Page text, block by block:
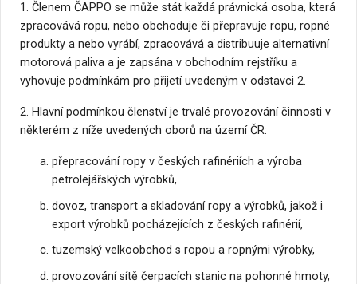
1. Členem ČAPPO se může stát každá právnická osoba, která
zpracovává ropu, nebo obchoduje či přepravuje ropu, ropné
produkty a nebo vyrábí, zpracovává a distribuuje alternativní
motorová paliva a je zapsána v obchodním rejstříku a
vyhovuje podmínkám pro přijetí uvedeným v odstavci 2.
2. Hlavní podmínkou členství je trvalé provozování činnosti v
některém z níže uvedených oborů na území ČR:
přepracování ropy v českých rafinériích a výroba
petrolejářských výrobků,
dovoz, transport a skladování ropy a výrobků, jakož i
export výrobků pocházejících z českých rafinérií,
tuzemský velkoobchod s ropou a ropnými výrobky,
provozování sítě čerpacích stanic na pohonné hmoty,